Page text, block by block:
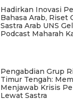
Hadirkan Inovasi
Bahasa Arab, Riset
Sastra Arab UNS
Podcast Maharah
Pengabdian Grup
Timur Tengah:
Menjawab Krisis
Lewat Sastra